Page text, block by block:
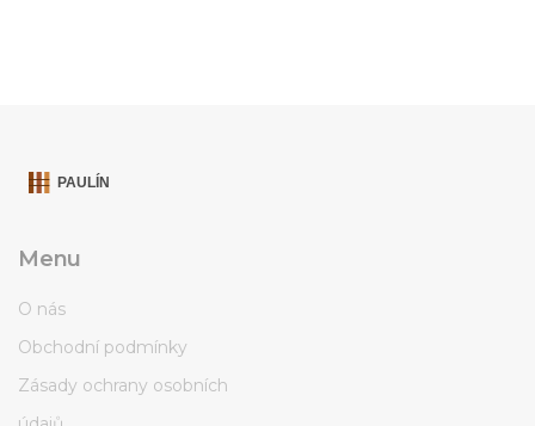
Menu
O nás
Obchodní podmínky
Zásady ochrany osobních